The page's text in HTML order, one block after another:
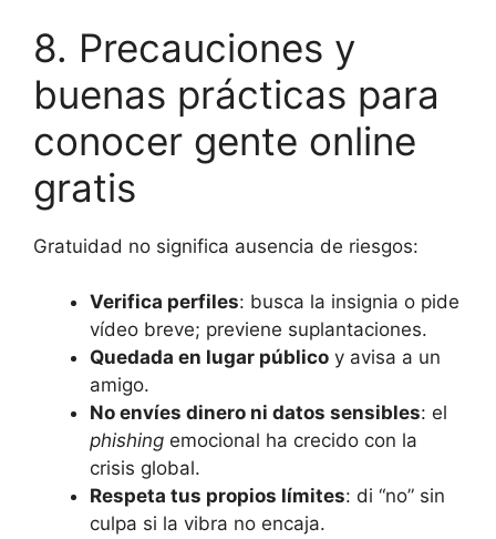
8. Precauciones y
buenas prácticas para
conocer gente online
gratis
Gratuidad no significa ausencia de riesgos:
Verifica perfiles: busca la insignia o pide
vídeo breve; previene suplantaciones.
Quedada en lugar público y avisa a un
amigo.
No envíes dinero ni datos sensibles: el
phishing emocional ha crecido con la
crisis global.
Respeta tus propios límites: di “no” sin
culpa si la vibra no encaja.